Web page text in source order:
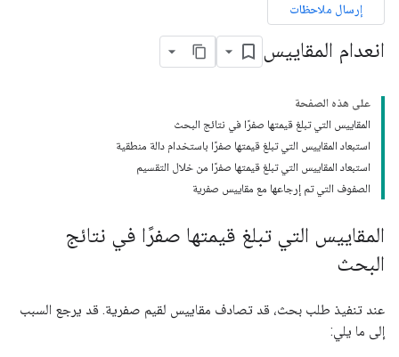
إرسال ملاحظات
انعدام المقاييس
على هذه الصفحة
المقاييس التي تبلغ قيمتها صفرًا في نتائج البحث
استبعاد المقاييس التي تبلغ قيمتها صفرًا باستخدام دالة منطقية
استبعاد المقاييس التي تبلغ قيمتها صفرًا من خلال التقسيم
الصفوف التي تم إرجاعها مع مقاييس صفرية
المقاييس التي تبلغ قيمتها صفرًا في نتائج
البحث
عند تنفيذ طلب بحث، قد تصادف مقاييس لقيم صفرية. قد يرجع السبب
إلى ما يلي: